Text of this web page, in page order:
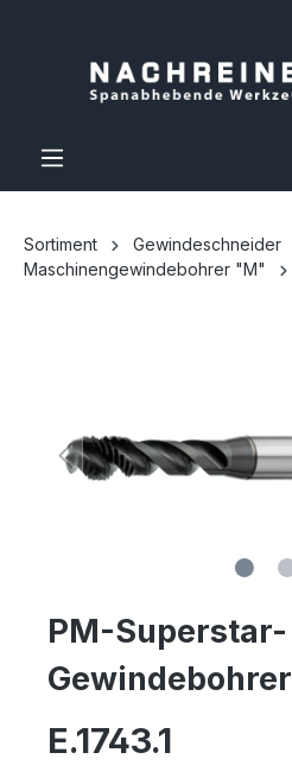
Sortiment
Gewindeschneider
Maschinengewindebohrer "M"
PM-Superstar-
Gewindebohrer
E.1743.1